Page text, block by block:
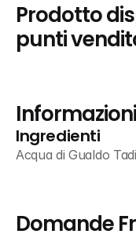
Prodotto
punti
Informazioni
Ingredienti
Acqua di Gualdo
Domande